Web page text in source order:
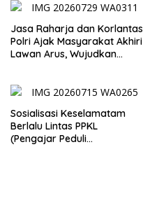
Jasa Raharja dan Korlantas
Polri Ajak Masyarakat Akhiri
Lawan Arus, Wujudkan
Sosialisasi Keselamatam
Berlalu Lintas PPKL
(Pengajar Peduli